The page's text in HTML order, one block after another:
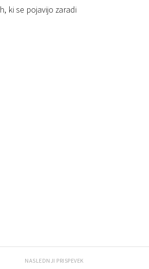
ki se pojavijo zaradi
NASLEDNJI PRISPEVEK